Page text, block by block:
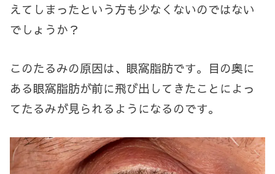
えてしまったという方も少なくないのではない
でしょうか？
このたるみの原因は、眼窩脂肪です。目の奥に
ある眼窩脂肪が前に飛び出してきたことによっ
てたるみが見られるようになるのです。